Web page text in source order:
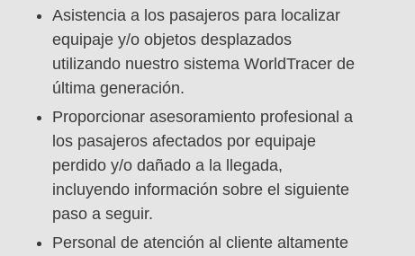
Asistencia a los pasajeros para localizar
equipaje y/o objetos desplazados
utilizando nuestro sistema WorldTracer de
última generación.
Proporcionar asesoramiento profesional a
los pasajeros afectados por equipaje
perdido y/o dañado a la llegada,
incluyendo información sobre el siguiente
paso a seguir.
Personal de atención al cliente altamente